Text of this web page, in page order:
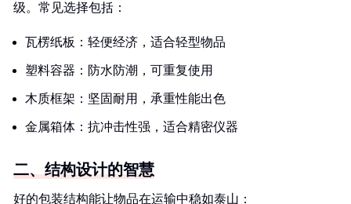
级。常见选择包括：
瓦楞纸板：轻便经济，适合轻型物品
塑料容器：防水防潮，可重复使用
木质框架：坚固耐用，承重性能出色
金属箱体：抗冲击性强，适合精密仪器
二、结构设计的智慧
好的包装结构能让物品在运输中稳如泰山：